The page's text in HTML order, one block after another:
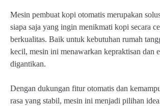
Mesin pembuat kopi otomatis merupakan
siapa saja yang ingin menikmati kopi secara
berkualitas. Baik untuk kebutuhan rumah
kecil, mesin ini menawarkan kepraktisan dan
digantikan.
Dengan dukungan fitur otomatis dan
rasa yang stabil, mesin ini menjadi pilihan